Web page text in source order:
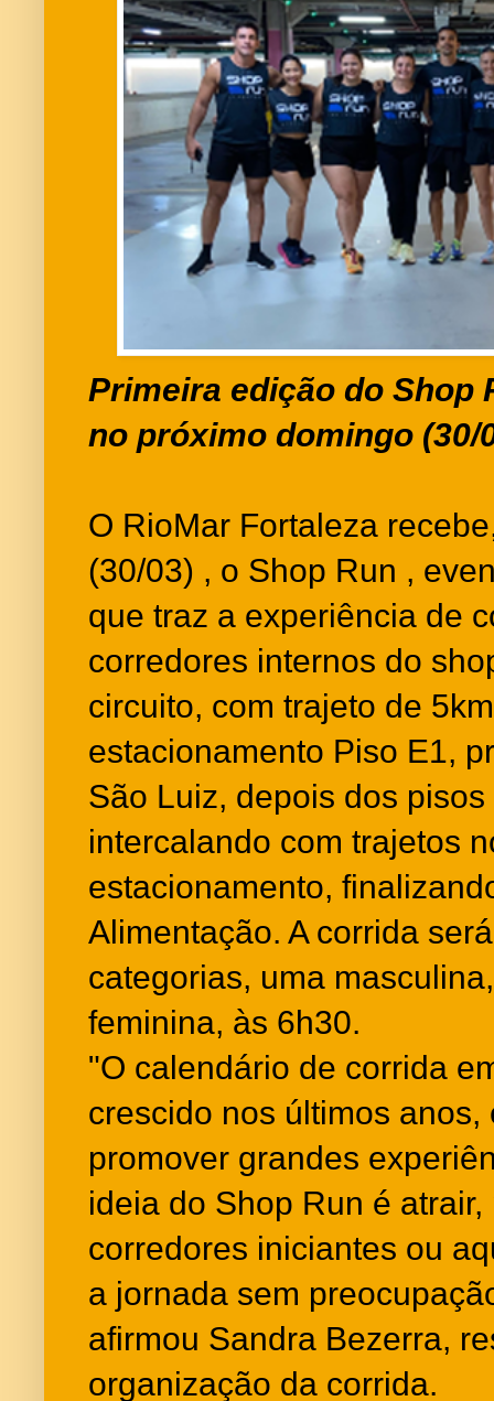
Primeira edição do Shop
no próximo domingo (30/
O RioMar Fortaleza
(30/03) , o Shop Run ,
que traz a experiência de
corredores internos do
circuito, com trajeto de
estacionamento Piso E1,
São Luiz, depois dos
intercalando com trajetos
estacionamento,
Alimentação. A corrida
categorias, uma
feminina, às 6h30.
"O calendário de corrida
crescido nos últimos anos,
promover grandes
ideia do Shop Run é
corredores iniciantes ou
a jornada sem
afirmou Sandra Bezerra,
organização da corrida.